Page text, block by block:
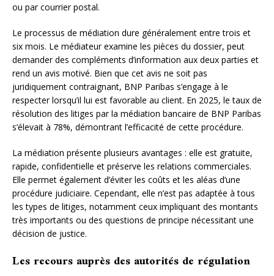
ou par courrier postal.
Le processus de médiation dure généralement entre trois et
six mois. Le médiateur examine les pièces du dossier, peut
demander des compléments d’information aux deux parties et
rend un avis motivé. Bien que cet avis ne soit pas
juridiquement contraignant, BNP Paribas s’engage à le
respecter lorsqu’il lui est favorable au client. En 2025, le taux de
résolution des litiges par la médiation bancaire de BNP Paribas
s’élevait à 78%, démontrant l’efficacité de cette procédure.
La médiation présente plusieurs avantages : elle est gratuite,
rapide, confidentielle et préserve les relations commerciales.
Elle permet également d’éviter les coûts et les aléas d’une
procédure judiciaire. Cependant, elle n’est pas adaptée à tous
les types de litiges, notamment ceux impliquant des montants
très importants ou des questions de principe nécessitant une
décision de justice.
Les recours auprès des autorités de régulation